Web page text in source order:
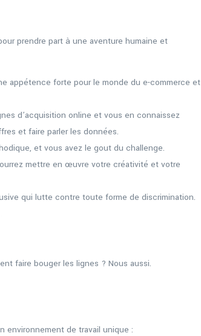
prendre part à une aventure humaine et
appétence forte pour le monde du e-commerce et
d’acquisition online et vous en connaissez
et faire parler les données.
et vous avez le gout du challenge.
mettre en œuvre votre créativité et votre
qui lutte contre toute forme de discrimination.
faire bouger les lignes ? Nous aussi.
environnement de travail unique :